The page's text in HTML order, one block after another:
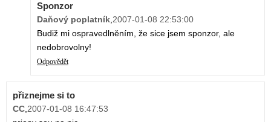
Sponzor
Daňový poplatník,2007-01-08 22:53:00
Budiž mi ospravedlněním, že sice jsem sponzor, ale
nedobrovolny!
Odpovědět
přiznejme si to
CC,2007-01-08 16:47:53